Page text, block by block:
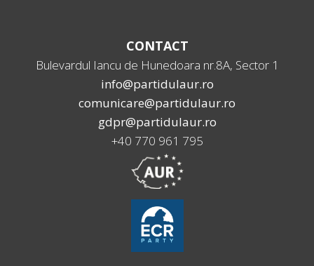
CONTACT
Bulevardul Iancu de Hunedoara nr.8A, Sector 1
info@partidulaur.ro
comunicare@partidulaur.ro
gdpr@partidulaur.ro
+40 770 961 795